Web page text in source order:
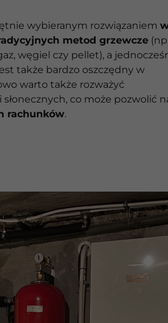
wybieranym rozwiązaniem
metod grzewcze (np.
węgiel czy pellet), a
także bardzo oszczędny w
warto także rozważyć
co może pozwolić
rachunków.